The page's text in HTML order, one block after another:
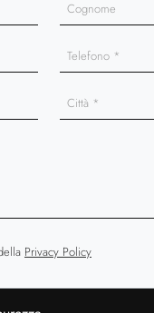
Privacy Policy